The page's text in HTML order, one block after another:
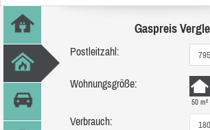
Gaspreis
Postleitzahl:
Wohnungsgröße:
50 m²
Verbrauch: